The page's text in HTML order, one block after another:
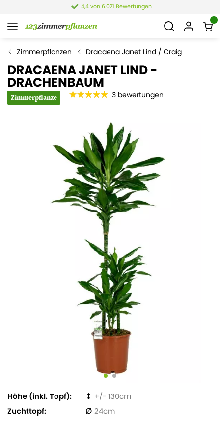
4,4 von 6.021 Bewertungen
Zimmerpflanzen Dracaena Janet Lind / Craig
DRACAENA JANET LIND -
DRACHENBAUM
Zimmerpflanze 3 bewertungen
Höhe (inkl. Topf)
130
Zuchttopf
24